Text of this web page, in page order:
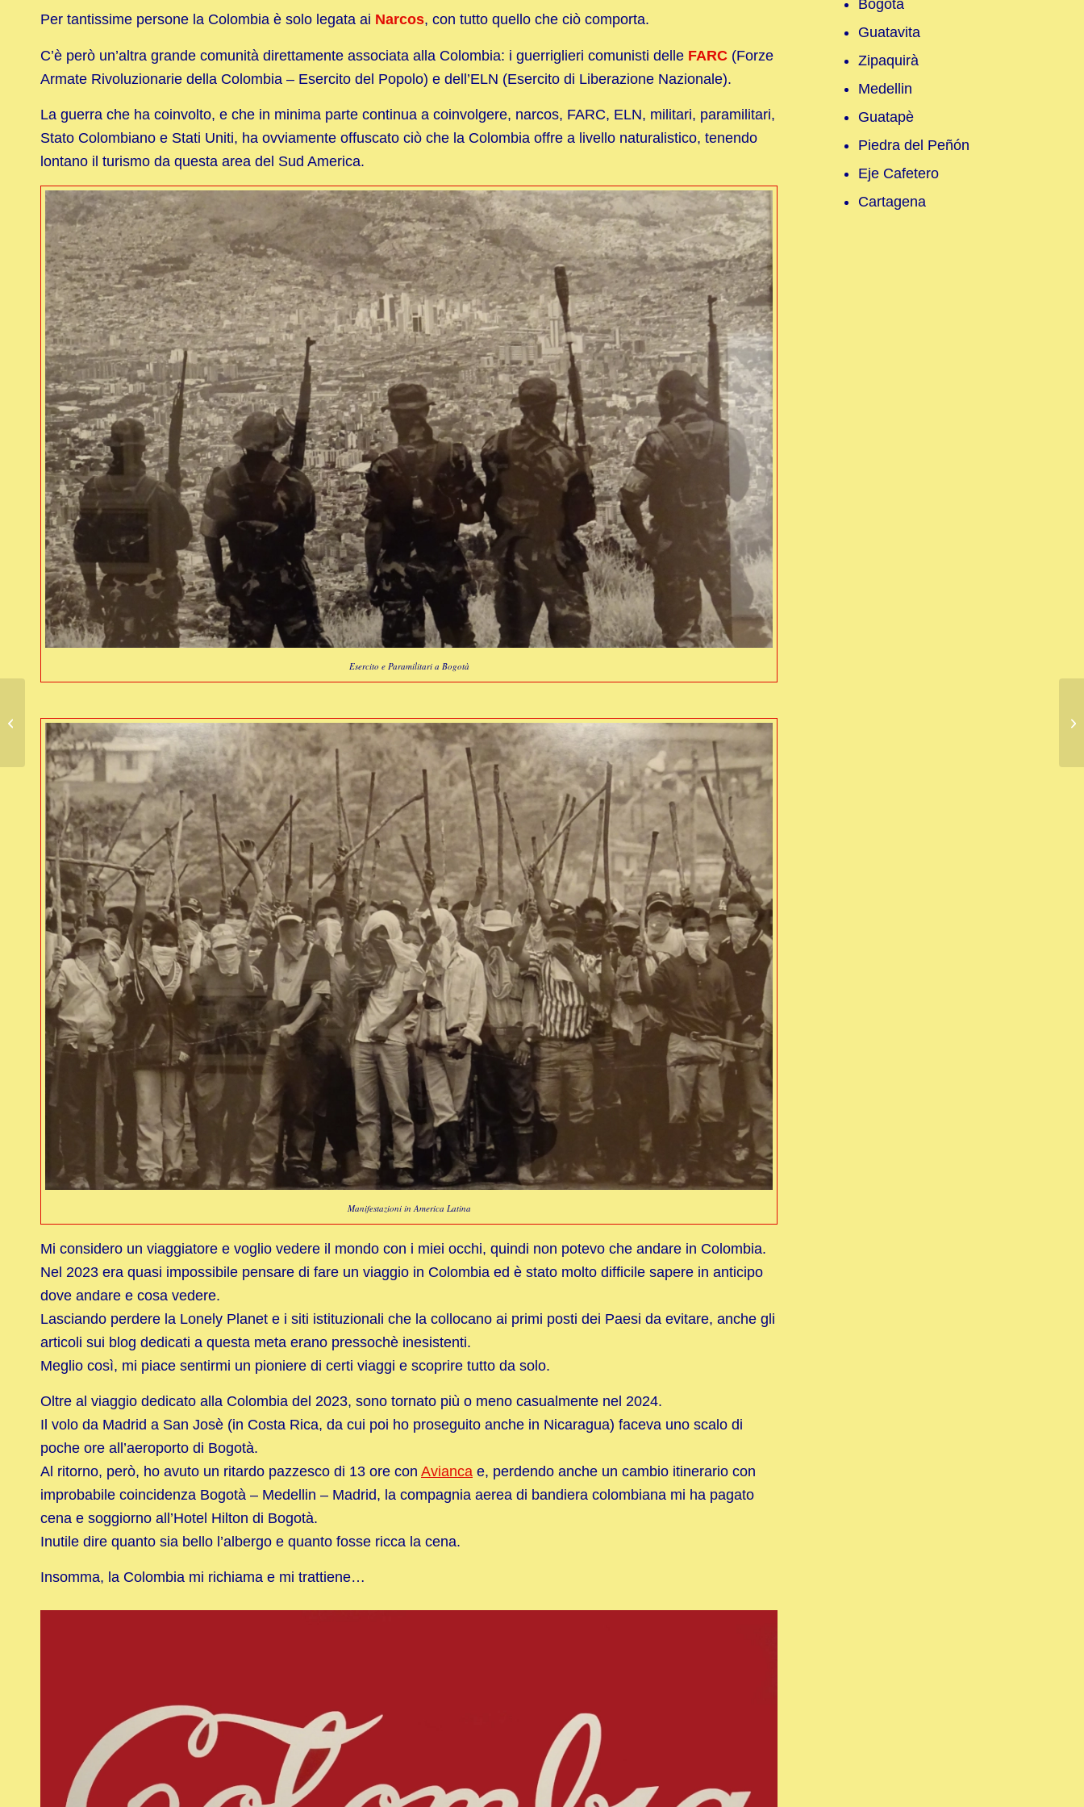
Per tantissime persone la Colombia è solo legata ai Narcos, con tutto quello che ciò comporta.
C’è però un’altra grande comunità direttamente associata alla Colombia: i guerriglieri comunisti delle FARC (Forze
Armate Rivoluzionarie della Colombia – Esercito del Popolo) e dell’ELN (Esercito di Liberazione Nazionale).
La guerra che ha coinvolto, e che in minima parte continua a coinvolgere, narcos, FARC, ELN, militari, paramilitari,
Stato Colombiano e Stati Uniti, ha ovviamente offuscato ciò che la Colombia offre a livello naturalistico, tenendo
lontano il turismo da questa area del Sud America.
Esercito e Paramilitari a Bogotà
Manifestazioni in America Latina
Mi considero un viaggiatore e voglio vedere il mondo con i miei occhi, quindi non potevo che andare in Colombia.
Nel 2023 era quasi impossibile pensare di fare un viaggio in Colombia ed è stato molto difficile sapere in anticipo
dove andare e cosa vedere.
Lasciando perdere la Lonely Planet e i siti istituzionali che la collocano ai primi posti dei Paesi da evitare, anche gli
articoli sui blog dedicati a questa meta erano pressochè inesistenti.
Meglio così, mi piace sentirmi un pioniere di certi viaggi e scoprire tutto da solo.
Oltre al viaggio dedicato alla Colombia del 2023, sono tornato più o meno casualmente nel 2024.
Il volo da Madrid a San Josè (in Costa Rica, da cui poi ho proseguito anche in Nicaragua) faceva uno scalo di
poche ore all’aeroporto di Bogotà.
Al ritorno, però, ho avuto un ritardo pazzesco di 13 ore con Avianca e, perdendo anche un cambio itinerario con
improbabile coincidenza Bogotà – Medellin – Madrid, la compagnia aerea di bandiera colombiana mi ha pagato
cena e soggiorno all’Hotel Hilton di Bogotà.
Inutile dire quanto sia bello l’albergo e quanto fosse ricca la cena.
Insomma, la Colombia mi richiama e mi trattiene…
Bogotà
Guatavita
Zipaquirà
Medellin
Guatapè
Piedra del Peñón
Eje Cafetero
Cartagena
Brasile